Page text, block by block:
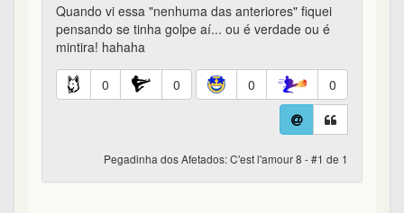
Quando vi essa "nenhuma das anteriores" fiquei
pensando se tinha golpe aí... ou é verdade ou é
mintira! hahaha
0 0 0 0
Pegadinha dos Afetados: C'est l'amour 8 - #1 de 1